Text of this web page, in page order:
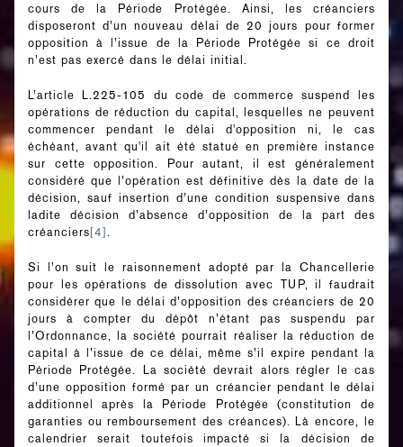
cours de la Période Protégée. Ainsi, les créanciers
disposeront d’un nouveau délai de 20 jours pour former
opposition à l’issue de la Période Protégée si ce droit
n’est pas exercé dans le délai initial.
L’article L.225-105 du code de commerce suspend les
opérations de réduction du capital, lesquelles ne peuvent
commencer pendant le délai d'opposition ni, le cas
échéant, avant qu'il ait été statué en première instance
sur cette opposition. Pour autant, il est généralement
considéré que l’opération est définitive dès la date de la
décision, sauf insertion d’une condition suspensive dans
ladite décision d’absence d’opposition de la part des
créanciers [4]
Si l’on suit le raisonnement adopté par la Chancellerie
pour les opérations de dissolution avec TUP, il faudrait
considérer que le délai d’opposition des créanciers de 20
jours à compter du dépôt n’étant pas suspendu par
l’Ordonnance, la société pourrait réaliser la réduction de
capital à l’issue de ce délai, même s’il expire pendant la
Période Protégée. La société devrait alors régler le cas
d’une opposition formé par un créancier pendant le délai
additionnel après la Période Protégée (constitution de
garanties ou remboursement des créances). Là encore, le
calendrier serait toutefois impacté si la décision de